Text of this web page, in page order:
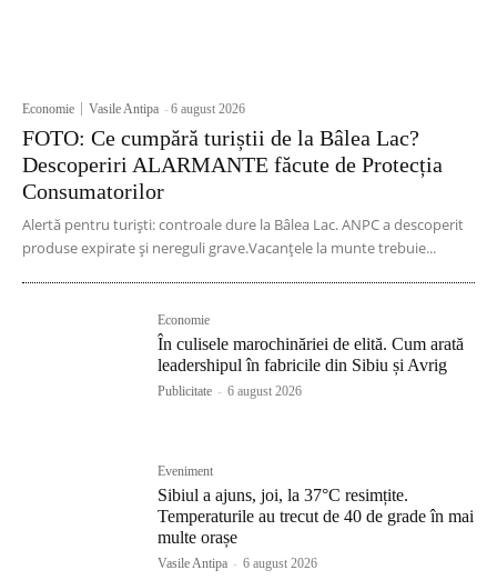
Economie Vasile Antipa -6 august 2026
FOTO: Ce cumpără turiștii de la Bâlea Lac?
Descoperiri ALARMANTE făcute de Protecția
Consumatorilor
Alertă pentru turiști: controale dure la Bâlea Lac. ANPC a descoperit
produse expirate și nereguli grave.Vacanțele la munte trebuie...
Economie
În culisele marochinăriei de elită. Cum arată
leadershipul în fabricile din Sibiu și Avrig
Publicitate - 6 august 2026
Eveniment
Sibiul a ajuns, joi, la 37°C resimțite.
Temperaturile au trecut de 40 de grade în mai
multe orașe
Vasile Antipa - 6 august 2026